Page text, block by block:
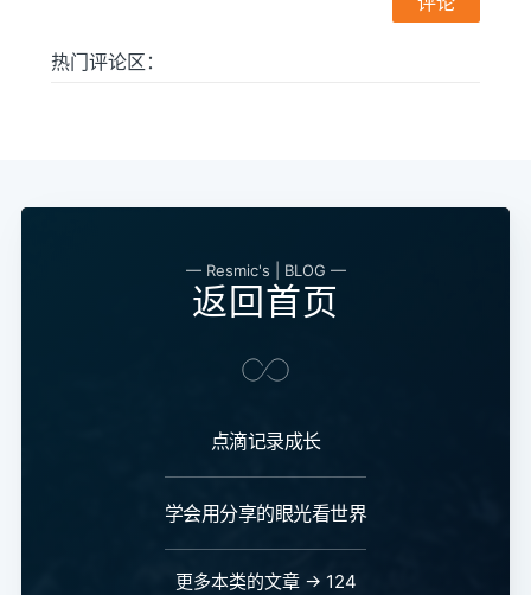
热门评论区：
— Resmic's | BLOG —
返回首页
点滴记录成长
学会用分享的眼光看世界
更多本类的文章 → 124